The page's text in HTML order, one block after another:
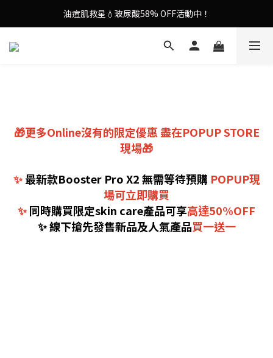
謝安琪愛用美容儀🌸護膚效果UP！
油痘肌救星💧玻尿酸58% OFF活動中！
果凍噴霧！一噴即現美白光透肌✨
🎁更多Online沒有的限定優惠 盡在POPUP STORE
現場🎁
✨最新款Booster Pro X2 無需等待預購 POPUP現
場可立即購買
✨同時購買限定skin care產品可享高達50%OFF
✨ 線下搶先發售新品及人氣產品買一送一